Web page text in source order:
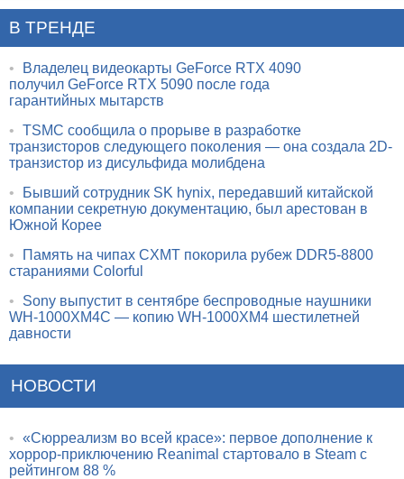
В ТРЕНДЕ
•
Владелец видеокарты GeForce RTX 4090
получил GeForce RTX 5090 после года
гарантийных мытарств
• TSMC сообщила о прорыве в разработке
транзисторов следующего поколения — она создала 2D-
транзистор из дисульфида молибдена
•
Бывший сотрудник SK hynix, передавший китайской
компании секретную документацию, был арестован в
Южной Корее
•
Память на чипах CXMT покорила рубеж DDR5-8800
стараниями Colorful
•
Sony выпустит в сентябре беспроводные наушники
WH-1000XM4C — копию WH-1000XM4 шестилетней
давности
НОВОСТИ
• «Сюрреализм во всей красе»: первое дополнение к
хоррор-приключению Reanimal стартовало в Steam с
рейтингом 88 %